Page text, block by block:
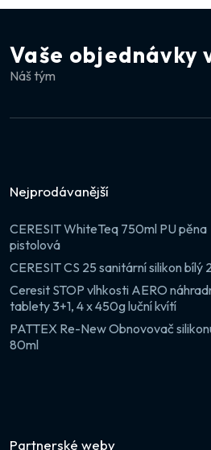
Vaše objednávky
Náš tým
Nejprodávanější
CERESIT WhiteTeq 750ml PU pěna
pistolová
CERESIT CS 25 sanitární silikon bílý
Ceresit STOP vlhkosti AERO
tablety 3+1, 4 x 450g luční kvítí
PATTEX Re-New Obnovovač
80ml
Partnerské weby